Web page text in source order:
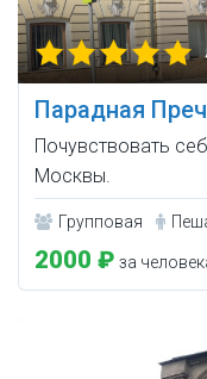
Парадная
Почувствовать
Москвы.
Групповая
2000 ₽ за